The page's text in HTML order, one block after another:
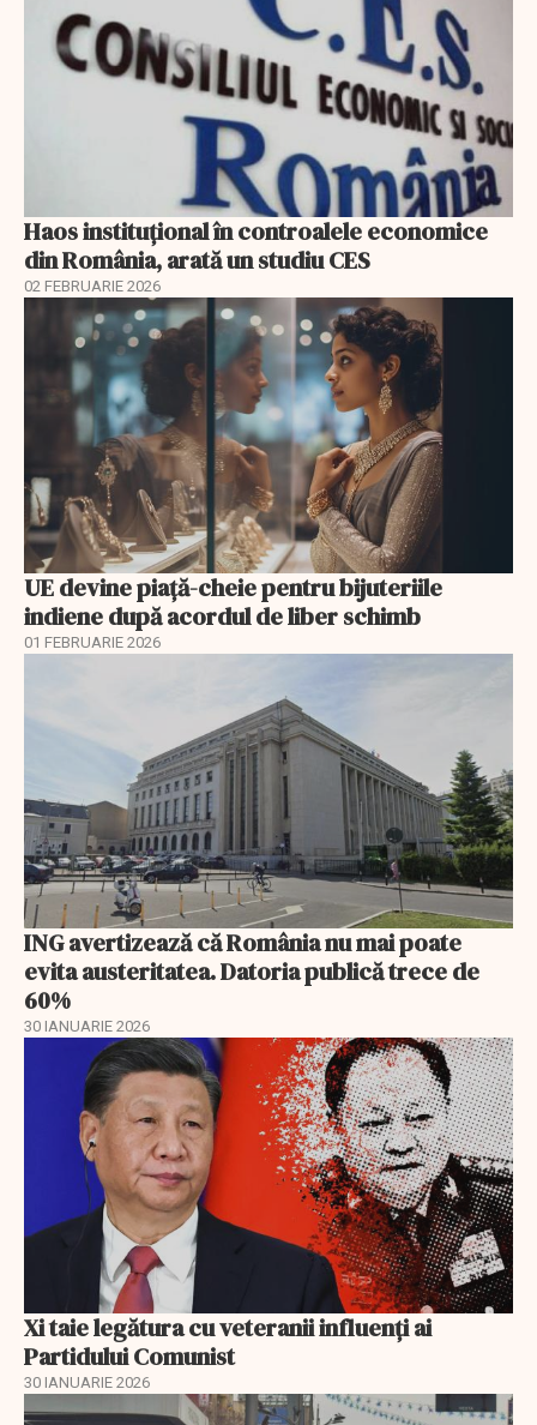
Haos instituțional în controalele economice
din România, arată un studiu CES
02 FEBRUARIE 2026
UE devine piață-cheie pentru bijuteriile
indiene după acordul de liber schimb
01 FEBRUARIE 2026
ING avertizează că România nu mai poate
evita austeritatea. Datoria publică trece de
60%
30 IANUARIE 2026
Xi taie legătura cu veteranii influenți ai
Partidului Comunist
30 IANUARIE 2026